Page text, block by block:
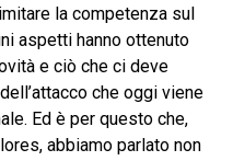
la competenza sul
aspetti hanno ottenuto
e ciò che ci deve
che oggi viene
Ed è per questo che,
abbiamo parlato non